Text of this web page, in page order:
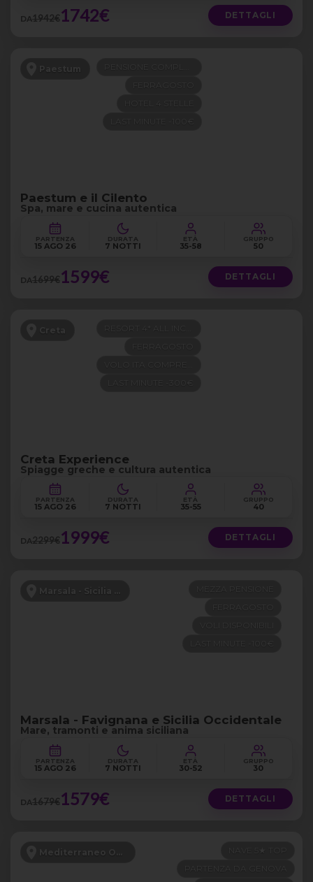
DA1942€1742€ DETTAGLI
Paestum
Paestum e il Cilento
Spa, mare e cucina autentica
PARTENZA
15 AGO 26
DURATA
7 NOTTI
ETÀ
35-58
GRUPPO
50
DA1699€1599€ DETTAGLI
Creta
Creta Experience
Spiagge greche e cultura autentica
PARTENZA
15 AGO 26
DURATA
7 NOTTI
ETÀ
35-55
GRUPPO
40
DA2299€1999€ DETTAGLI
Marsala - Sicilia Occidentale
Marsala - Favignana e Sicilia Occidentale
Mare, tramonti e anima siciliana
PARTENZA
15 AGO 26
DURATA
7 NOTTI
ETÀ
30-52
GRUPPO
30
DA1679€1579€ DETTAGLI
Mediterraneo Occidentale